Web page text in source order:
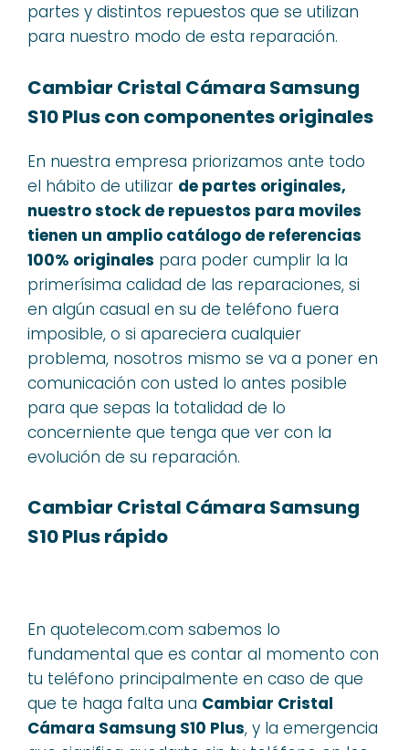
partes y distintos repuestos que se utilizan
para nuestro modo de esta reparación.
Cambiar Cristal Cámara Samsung
S10 Plus con componentes originales
En nuestra empresa priorizamos ante todo
el hábito de utilizar de partes originales,
nuestro stock de repuestos para moviles
tienen un amplio catálogo de referencias
100% originales para poder cumplir la la
primerísima calidad de las reparaciones, si
en algún casual en su de teléfono fuera
imposible, o si apareciera cualquier
problema, nosotros mismo se va a poner en
comunicación con usted lo antes posible
para que sepas la totalidad de lo
concerniente que tenga que ver con la
evolución de su reparación.
Cambiar Cristal Cámara Samsung
S10 Plus rápido
En quotelecom.com sabemos lo
fundamental que es contar al momento con
tu teléfono principalmente en caso de que
que te haga falta una Cambiar Cristal
Cámara Samsung S10 Plus, y la emergencia